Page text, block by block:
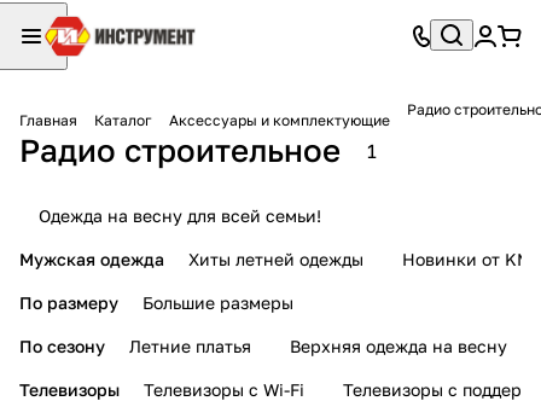
Главная Каталог Аксессуары и комплектующие
Радио
Радио строительное 1
Одежда на весну для всей семьи!
Мужская одежда Хиты летней одежды Новинки от KMI
По размеру Большие размеры
По сезону Летние платья Верхняя одежда на весну
Телевизоры Телевизоры с Wi-Fi Телевизоры с